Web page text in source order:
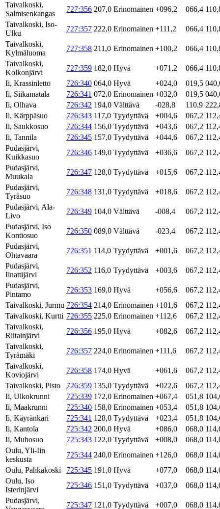
Taivalkoski,
Salmisenkangas
727:356 207,0 Erinomainen +096,2 066,4
Taivalkoski, Iso-
Ulku
727:357 222,0 Erinomainen +111,2 066,4
Taivalkoski,
Kylmäluoma
727:358 211,0 Erinomainen +100,2 066,4
Taivalkoski,
Kolkonjärvi
727:359 182,0 Hyvä +071,2 066,4
Ii, Krassinletto
726:340 064,0 Hyvä +024,0 019,5
Ii, Siikamatala
726:341 072,0 Erinomainen +032,0 019,5
Ii, Olhava
726:342 194,0 Välttävä -028,8 110,9
Ii, Kärppäsuo
726:343 117,0 Tyydyttävä +004,6 067,2
Ii, Saukkosuo
726:344 156,0 Tyydyttävä +043,6 067,2
Ii, Tannila
726:345 157,0 Tyydyttävä +044,6 067,2
Pudasjärvi,
Kuikkasuo
726:346 149,0 Tyydyttävä +036,6 067,2
Pudasjärvi,
Muukala
726:347 128,0 Tyydyttävä +015,6 067,2
Pudasjärvi,
Tyräsuo
726:348 131,0 Tyydyttävä +018,6 067,2
Pudasjärvi, Ala-
Livo
726:349 104,0 Välttävä -008,4 067,2
Pudasjärvi, Iso
Kontiosuo
726:350 089,0 Välttävä -023,4 067,2
Pudasjärvi,
Ohtavaara
726:351 114,0 Tyydyttävä +001,6 067,2
Pudasjärvi,
Iinattijärvi
726:352 116,0 Tyydyttävä +003,6 067,2
Pudasjärvi,
Pintamo
726:353 169,0 Hyvä +056,6 067,2
Taivalkoski, Jurmu 726:354 214,0 Erinomainen +101,6 067,2
Taivalkoski, Kurtti 726:355 225,0 Erinomainen +112,6 067,2
Taivalkoski,
Riitainjärvi
726:356 195,0 Hyvä +082,6 067,2
Taivalkoski,
Tyrämäki
726:357 224,0 Erinomainen +111,6 067,2
Taivalkoski,
Koviojärvi
726:358 174,0 Hyvä +061,6 067,2
Taivalkoski, Pisto
726:359 135,0 Tyydyttävä +022,6 067,2
Ii, Ulkokrunni
725:339 172,0 Erinomainen +067,4 051,8
Ii, Maakrunni
725:340 158,0 Erinomainen +053,4 051,8
Ii, Käyränkari
725:341 128,0 Tyydyttävä +023,4 051,8
Ii, Kantola
725:342 200,0 Hyvä +086,0 068,0
Ii, Muhosuo
725:343 122,0 Tyydyttävä +008,0 068,0
Oulu, Yli-Iin
keskusta
725:344 240,0 Erinomainen +126,0 068,0
Oulu, Pahkakoski
725:345 191,0 Hyvä +077,0 068,0
Oulu, Iso
Isterinjärvi
725:346 151,0 Tyydyttävä +037,0 068,0
Pudasjärvi,
725:347 121,0 Tyydyttävä +007,0 068,0